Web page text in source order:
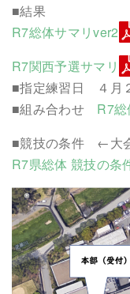
■結果
R7総体サマリver2
R7関西予選サマリ
■指定練習日 ４月
■組み合わせ R7
■競技の条件 ←大会
R7県総体 競技の条